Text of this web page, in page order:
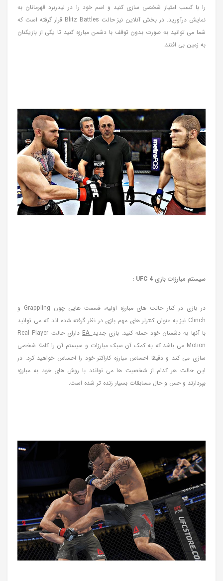
را با کسب امتیاز شخصی سازی کنید و اسم خود را در لیدربرد قهرمانان به
نمایش درآورید. در بخش آنلاین نیز حالت Blitz Battles قرار گرفته است که
شما می توانید به صورت بدون توقف با دشمن مبارزه کنید تا یکی از بازیکنان
به زمین بی افتند.
سیستم مبارزات بازی
در بازی در کنار حالت های مبارزه اولیه، قسمت هایی چون Grappling و
Clinch نیز به عنوان کنترلر های مهم بازی در نظر گرفته شده اند که می توانید
با آنها به دشمنان خود حمله کنید. بازی جدیدEA
دارای حالت Real Player
Motion می باشد که به کمک آن سبک مبارزات و سیستم آن را کاملا شخصی
سازی می کند و دقیقا احساس مبارزه کاراکتر خود را احساس خواهید کرد. در
این حالت هر کدام از شخصیت ها می توانند با روش های خود به مبارزه
بپردازند و حس و حال مسابقات بسیار زنده تر شده است.